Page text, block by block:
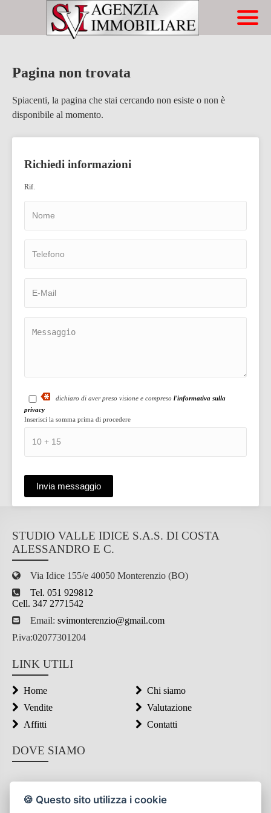
Immobili In Vendita
Chi Siamo
Affitti
Pagina non trovata
Spiacenti, la pagina che stai cercando non esiste o non è
disponibile al momento.
Richiedi informazioni
Rif.
dichiaro di aver preso visione e compreso l'informativa sulla
privacy
Inserisci la somma prima di procedere
STUDIO VALLE IDICE S.A.S. DI COSTA
ALESSANDRO E C.
Via Idice 155/e 40050 Monterenzio (BO)
Tel. 051 929812
Cell. 347 2771542
Email: svimonterenzio@gmail.com
P.iva:02077301204
LINK UTILI
Home
Vendite
Affitti
Chi siamo
Valutazione
Contatti
DOVE SIAMO
🍪 Questo sito utilizza i cookie